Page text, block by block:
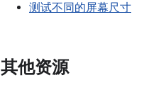
测试不同的屏幕尺寸
其他资源